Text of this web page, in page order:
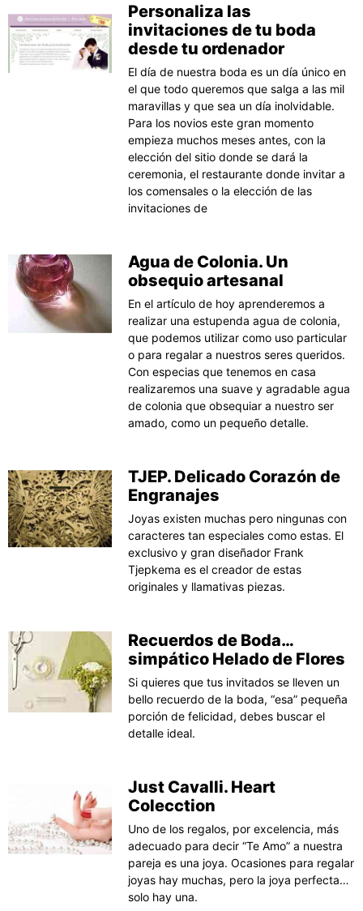
Personaliza las
invitaciones de tu boda
desde tu ordenador
El día de nuestra boda es un día único en
el que todo queremos que salga a las mil
maravillas y que sea un día inolvidable.
Para los novios este gran momento
empieza muchos meses antes, con la
elección del sitio donde se dará la
ceremonia, el restaurante donde invitar a
los comensales o la elección de las
invitaciones de
Agua de Colonia. Un
obsequio artesanal
En el artículo de hoy aprenderemos a
realizar una estupenda agua de colonia,
que podemos utilizar como uso particular
o para regalar a nuestros seres queridos.
Con especias que tenemos en casa
realizaremos una suave y agradable agua
de colonia que obsequiar a nuestro ser
amado, como un pequeño detalle.
TJEP. Delicado Corazón de
Engranajes
Joyas existen muchas pero ningunas con
caracteres tan especiales como estas. El
exclusivo y gran diseñador Frank
Tjepkema es el creador de estas
originales y llamativas piezas.
Recuerdos de Boda…
simpático Helado de Flores
Si quieres que tus invitados se lleven un
bello recuerdo de la boda, “esa” pequeña
porción de felicidad, debes buscar el
detalle ideal.
Just Cavalli. Heart
Colecction
Uno de los regalos, por excelencia, más
adecuado para decir “Te Amo” a nuestra
pareja es una joya. Ocasiones para regalar
joyas hay muchas, pero la joya perfecta…
solo hay una.